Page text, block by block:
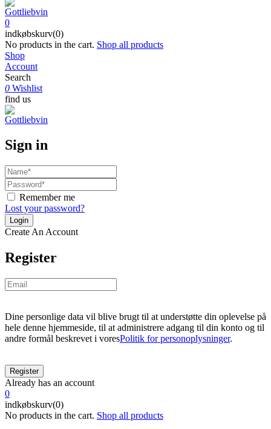
0
indkøbskurv(0)
No products in the cart. Shop all products
Shop
Account
Search
0 Wishlist
find us
Sign in
Remember me
Lost your password?
Create An Account
Register
Dine personlige data vil blive brugt til at understøtte din oplevelse på
hele denne hjemmeside, til at administrere adgang til din konto og til
andre formål beskrevet i voresPolitik for personoplysninger.
Already has an account
0
indkøbskurv(0)
No products in the cart. Shop all products